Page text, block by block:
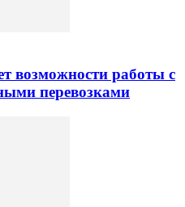
возможности работы с
перевозками